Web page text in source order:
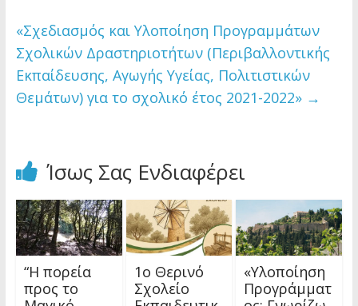
«Σχεδιασμός και Υλοποίηση Προγραμμάτων
Σχολικών Δραστηριοτήτων (Περιβαλλοντικής
Εκπαίδευσης, Αγωγής Υγείας, Πολιτιστικών
Θεμάτων) για το σχολικό έτος 2021-2022» →
Ίσως Σας Ενδιαφέρει
“Η πορεία
προς το
1ο Θερινό
Σχολείο
«Υλοποίηση
Προγράμματ